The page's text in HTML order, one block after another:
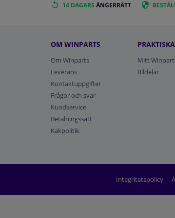
14 DAGARS ÅNGERRÄTT
OM WINPARTS
Om Winparts
Leverans
Kontaktuppgifter
Frågor och svar
Kundservice
Betalningssätt
Kakpolitik
Mitt
Bildelar
Integritetspolicy